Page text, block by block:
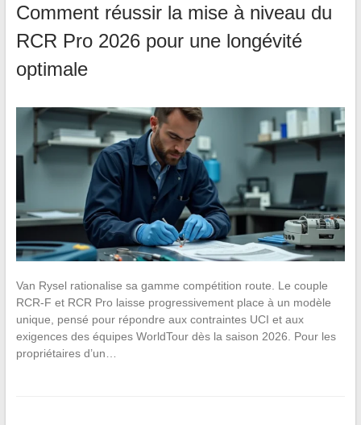
Comment réussir la mise à niveau du
RCR Pro 2026 pour une longévité
optimale
Van Rysel rationalise sa gamme compétition route. Le couple
RCR-F et RCR Pro laisse progressivement place à un modèle
unique, pensé pour répondre aux contraintes UCI et aux
exigences des équipes WorldTour dès la saison 2026. Pour les
propriétaires d’un…